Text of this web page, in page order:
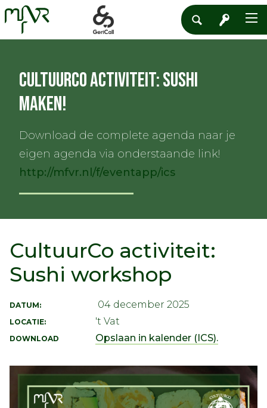
CultuurCo activiteit: Sushi
maken!
Download de complete agenda naar je
eigen agenda via onderstaande link!
http://mfvr.nl/f/eventapp/ics
CultuurCo activiteit:
Sushi workshop
DATUM: 04 december 2025
LOCATIE: 't Vat
DOWNLOAD Opslaan in kalender (ICS).